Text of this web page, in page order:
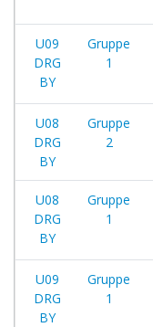
U09
DRG
BY
Gruppe
1
U08
DRG
BY
Gruppe
2
U08
DRG
BY
Gruppe
1
U09
DRG
BY
Gruppe
1